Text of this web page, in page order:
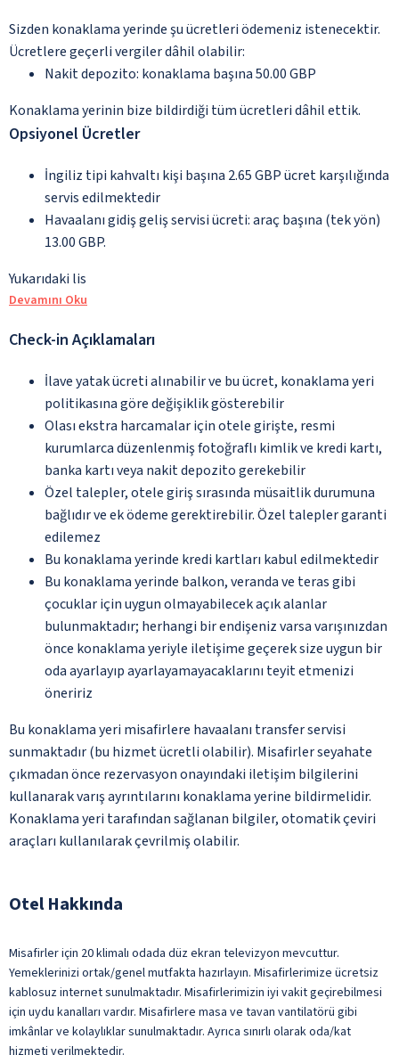
Sizden konaklama yerinde şu ücretleri ödemeniz istenecektir.
Ücretlere geçerli vergiler dâhil olabilir:
Nakit depozito: konaklama başına 50.00 GBP
Konaklama yerinin bize bildirdiği tüm ücretleri dâhil ettik.
Opsiyonel Ücretler
İngiliz tipi kahvaltı kişi başına 2.65 GBP ücret karşılığında
servis edilmektedir
Havaalanı gidiş geliş servisi ücreti: araç başına (tek yön)
13.00 GBP.
Yukarıdaki lis
Devamını Oku
Check-in Açıklamaları
İlave yatak ücreti alınabilir ve bu ücret, konaklama yeri
politikasına göre değişiklik gösterebilir
Olası ekstra harcamalar için otele girişte, resmi
kurumlarca düzenlenmiş fotoğraflı kimlik ve kredi kartı,
banka kartı veya nakit depozito gerekebilir
Özel talepler, otele giriş sırasında müsaitlik durumuna
bağlıdır ve ek ödeme gerektirebilir. Özel talepler garanti
edilemez
Bu konaklama yerinde kredi kartları kabul edilmektedir
Bu konaklama yerinde balkon, veranda ve teras gibi
çocuklar için uygun olmayabilecek açık alanlar
bulunmaktadır; herhangi bir endişeniz varsa varışınızdan
önce konaklama yeriyle iletişime geçerek size uygun bir
oda ayarlayıp ayarlayamayacaklarını teyit etmenizi
öneririz
Bu konaklama yeri misafirlere havaalanı transfer servisi
sunmaktadır (bu hizmet ücretli olabilir). Misafirler seyahate
çıkmadan önce rezervasyon onayındaki iletişim bilgilerini
kullanarak varış ayrıntılarını konaklama yerine bildirmelidir.
Konaklama yeri tarafından sağlanan bilgiler, otomatik çeviri
araçları kullanılarak çevrilmiş olabilir.
Otel Hakkında
Misafirler için 20 klimalı odada düz ekran televizyon mevcuttur.
Yemeklerinizi ortak/genel mutfakta hazırlayın. Misafirlerimize ücretsiz
kablosuz internet sunulmaktadır. Misafirlerimizin iyi vakit geçirebilmesi
için uydu kanalları vardır. Misafirlere masa ve tavan vantilatörü gibi
imkânlar ve kolaylıklar sunulmaktadır. Ayrıca sınırlı olarak oda/kat
hizmeti verilmektedir.